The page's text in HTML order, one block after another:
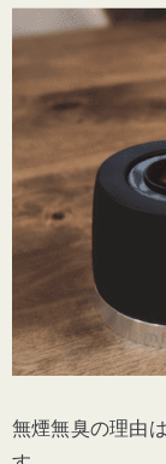
無煙無臭の理由